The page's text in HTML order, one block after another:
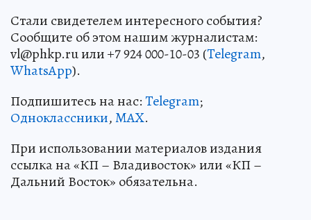
Стали свидетелем интересного события?
Сообщите об этом нашим журналистам:
vl@phkp.ru или +7 924 000-10-03 (Telegram,
WhatsApp).
Подпишитесь на нас:Telegram;
Одноклассники,MAX.
При использовании материалов издания
ссылка на «КП – Владивосток» или «КП –
Дальний Восток» обязательна.